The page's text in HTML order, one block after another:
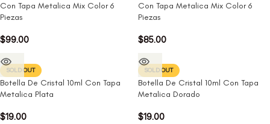
Con Tapa Metalica Mix Color 6
Piezas
$99.00
Con Tapa Metalica Mix Color 6
Piezas
$85.00
SOLD OUT
Botella De Cristal 10ml Con Tapa
Metalica Plata
$19.00
SOLD OUT
Botella De Cristal 10ml Con Tapa
Metalica Dorado
$19.00